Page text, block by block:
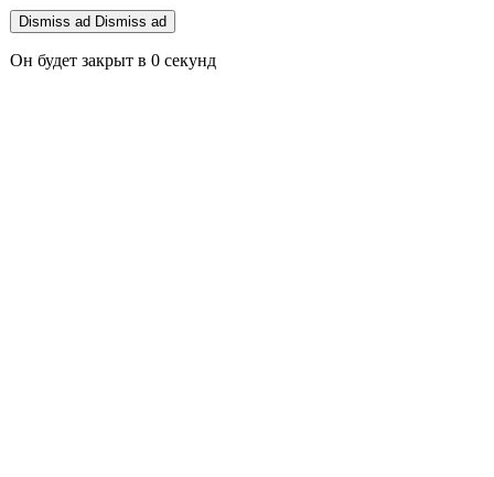
Dismiss ad Dismiss ad
Он будет закрыт в 0 секунд